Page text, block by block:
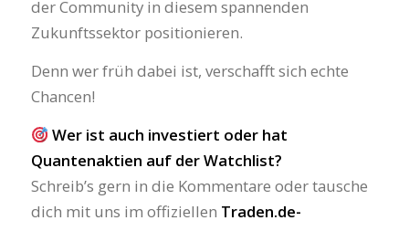
der Community in diesem spannenden
Zukunftssektor positionieren.
Denn wer früh dabei ist, verschafft sich echte
Chancen!
Wer ist auch investiert oder hat
Quantenaktien auf der Watchlist?
Schreib’s gern in die Kommentare oder tausche
dich mit uns im offiziellen Traden.de-